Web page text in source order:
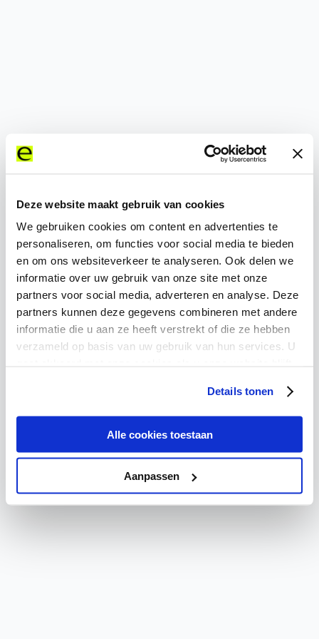
Deze website maakt gebruik van cookies
We gebruiken cookies om content en advertenties te
personaliseren, om functies voor social media te bieden
en om ons websiteverkeer te analyseren. Ook delen we
informatie over uw gebruik van onze site met onze
partners voor social media, adverteren en analyse. Deze
partners kunnen deze gegevens combineren met andere
informatie die u aan ze heeft verstrekt of die ze hebben
verzameld op basis van uw gebruik van hun services. U
Details tonen
Alle cookies toestaan
Aanpassen
500
Critical Error
A critical error has occurred. Please refresh the page or
Try again Go Home